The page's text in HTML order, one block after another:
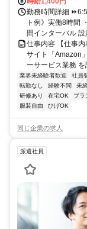
勤務時間詳細
ト例》実働8時間
間インターバル 設
仕事内容 【仕事
サイト「Amazon
ーサービス業務 を
業界未経験者歓迎 社員
転勤なし
経験不問 未
研修あり
在宅OK ブラ
服装自由
ひげOK
同じ企業の求人
派遣社員